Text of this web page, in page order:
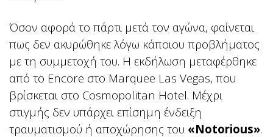
Όσον αφορά το πάρτι μετά τον αγώνα, φαίνεται
πως δεν ακυρώθηκε λόγω κάποιου προβλήματος
με τη συμμετοχή του. Η εκδήλωση μεταφέρθηκε
από το Encore στο Marquee Las Vegas, που
βρίσκεται στο Cosmopolitan Hotel. Μέχρι
στιγμής δεν υπάρχει επίσημη ένδειξη
τραυματισμού ή αποχώρησης του «Notorious».